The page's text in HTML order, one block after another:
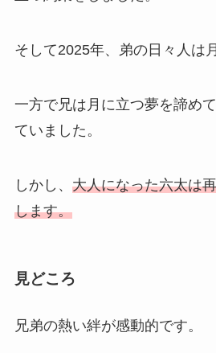
そして2025年、弟の日々人は
一方で兄は月に立つ夢を諦め
ていました。
しかし、 大人になった六太は
します。
見どころ
兄弟の熱い絆が感動的です。